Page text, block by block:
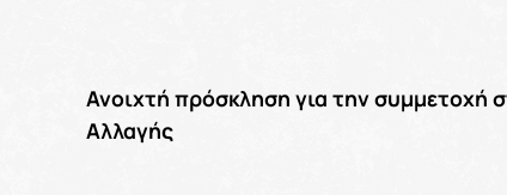
Ανοιχτή πρόσκληση για την συμμετοχή
Αλλαγής